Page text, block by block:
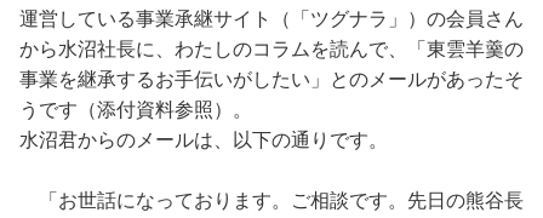
運営している事業承継サイト（「ツグナラ」）の会員さん
から水沼社長に、わたしのコラムを読んで、「東雲羊羹の
事業を継承するお手伝いがしたい」とのメールがあったそ
うです（添付資料参照）。
水沼君からのメールは、以下の通りです。
「お世話になっております。ご相談です。先日の熊谷長